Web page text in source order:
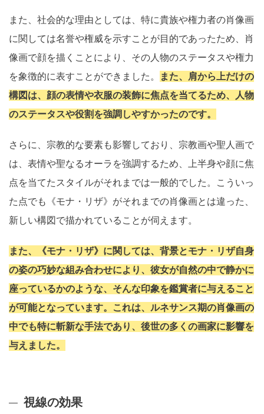
また、社会的な理由としては、特に貴族や権力者の肖像画
に関しては名誉や権威を示すことが目的であったため、肖
像画で顔を描くことにより、その人物のステータスや権力
を象徴的に表すことができました。
また、肩から上だけの
構図は、顔の表情や衣服の装飾に焦点を当てるため、人物
のステータスや役割を強調しやすかったのです。
さらに、宗教的な要素も影響しており、宗教画や聖人画で
は、表情や聖なるオーラを強調するため、上半身や顔に焦
点を当てたスタイルがそれまでは一般的でした。こういっ
た点でも《モナ・リザ》がそれまでの肖像画とは違った、
新しい構図で描かれていることが伺えます。
また、《モナ・リザ》に関しては、背景とモナ・リザ自身
の姿の巧妙な組み合わせにより、彼女が自然の中で静かに
座っているかのような、そんな印象を鑑賞者に与えること
が可能となっています。これは、ルネサンス期の肖像画の
中でも特に斬新な手法であり、後世の多くの画家に影響を
与えました。
視線の効果